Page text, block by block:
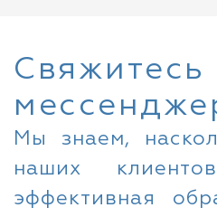
Мы знаем,
наших
эффективная